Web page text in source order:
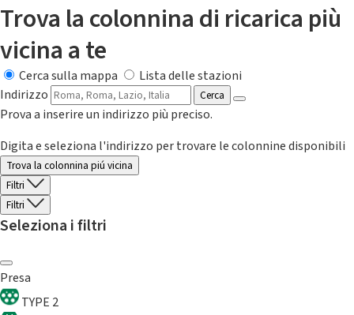
Trova la colonnina di ricarica più
vicina a te
Cerca sulla mappa
Lista delle stazioni
Indirizzo
Cerca
Prova a inserire un indirizzo più preciso.
Digita e seleziona l'indirizzo per trovare le colonnine disponibili
Trova la colonnina piú vicina
Filtri
Filtri
Seleziona i filtri
Presa
TYPE 2